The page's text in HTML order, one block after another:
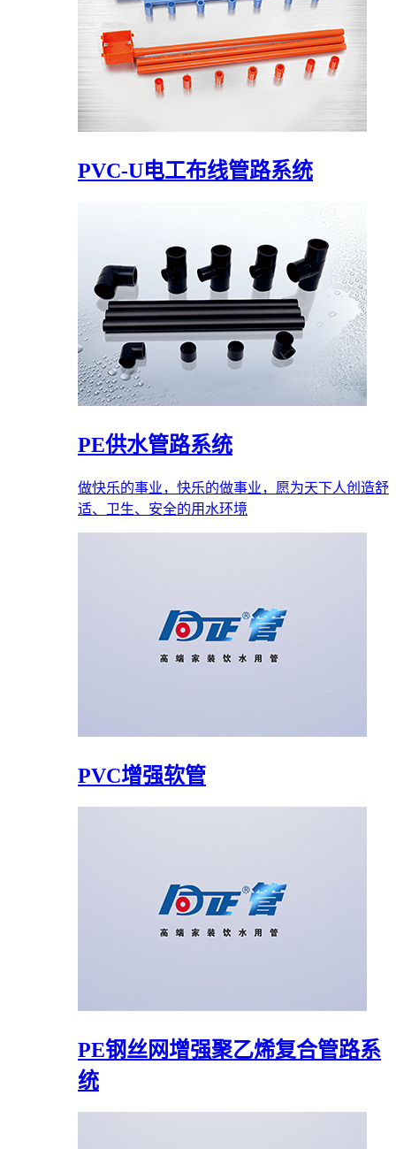
PVC-U电工布线管路系统
PE供水管路系统
做快乐的事业，快乐的做事业，愿为天下人创造舒
适、卫生、安全的用水环境
PVC增强软管
PE钢丝网增强聚乙烯复合管路系
统